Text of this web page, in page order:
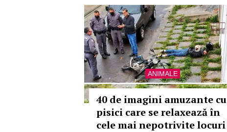
ANIMALE
40 de imagini amuzante cu
pisici care se relaxează în
cele mai nepotrivite locuri